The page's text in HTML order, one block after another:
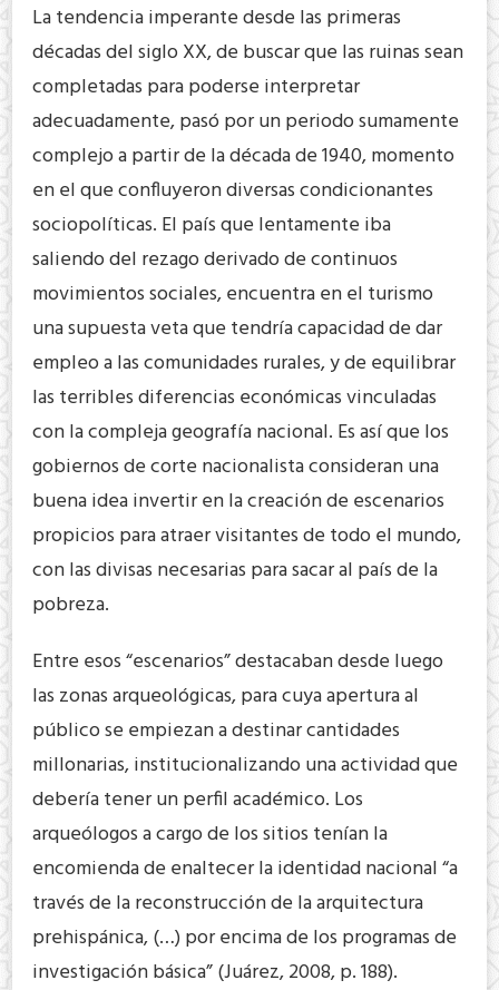
La tendencia imperante desde las primeras
décadas del siglo XX, de buscar que las ruinas sean
completadas para poderse interpretar
adecuadamente, pasó por un periodo sumamente
complejo a partir de la década de 1940, momento
en el que confluyeron diversas condicionantes
sociopolíticas. El país que lentamente iba
saliendo del rezago derivado de continuos
movimientos sociales, encuentra en el turismo
una supuesta veta que tendría capacidad de dar
empleo a las comunidades rurales, y de equilibrar
las terribles diferencias económicas vinculadas
con la compleja geografía nacional. Es así que los
gobiernos de corte nacionalista consideran una
buena idea invertir en la creación de escenarios
propicios para atraer visitantes de todo el mundo,
con las divisas necesarias para sacar al país de la
pobreza.
Entre esos “escenarios” destacaban desde luego
las zonas arqueológicas, para cuya apertura al
público se empiezan a destinar cantidades
millonarias, institucionalizando una actividad que
debería tener un perfil académico. Los
arqueólogos a cargo de los sitios tenían la
encomienda de enaltecer la identidad nacional “a
través de la reconstrucción de la arquitectura
prehispánica, (…) por encima de los programas de
investigación básica” (Juárez, 2008, p. 188).